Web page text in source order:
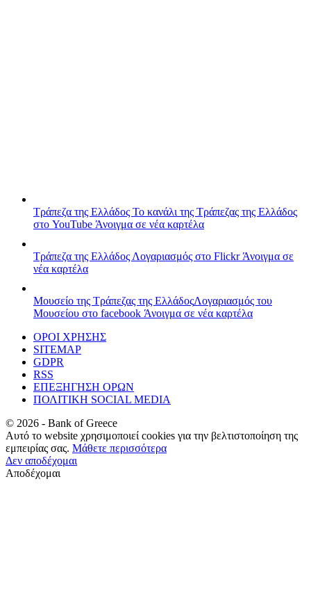
Τράπεζα της Ελλάδος Το κανάλι της Τράπεζας της Ελλάδος
στο YouTube Άνοιγμα σε νέα καρτέλα
Τράπεζα της Ελλάδος Λογαριασμός στο FlickrΆνοιγμα σε
νέα καρτέλα
Μουσείο της Τράπεζας της ΕλλάδοςΛογαριασμός του
Μουσείου στο facebook Άνοιγμα σε νέα καρτέλα
ΟΡΟΙ ΧΡΗΣΗΣ
SITEMAP
GDPR
RSS
ΕΠΕΞΗΓΗΣΗ ΟΡΩΝ
ΠΟΛΙΤΙΚΗ SOCIAL MEDIA
© 2026 - Bank of Greece
Αυτό το website χρησιμοποιεί cookies για την βελτιστοποίηση της
εμπειρίας σας. Μάθετε περισσότερα
Δεν αποδέχομαι
Αποδέχομαι